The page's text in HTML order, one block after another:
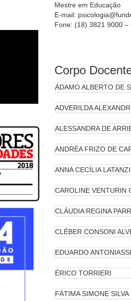
Mestre em Educação
E-mail:
Fone: (18) 3821 9000 –
Corpo
ÁDAMO ALBERTO DE
ADVERILDA
ALESSANDRA DE
ANDRÉA FRIZO DE
ANNA CECÍLIA
CAROLINE VENTURIN
CLÁUDIA REGINA
CLÉBER CONSONI
EDUARDO
ÉRICO TORRIERI
FÁTIMA SIMONE